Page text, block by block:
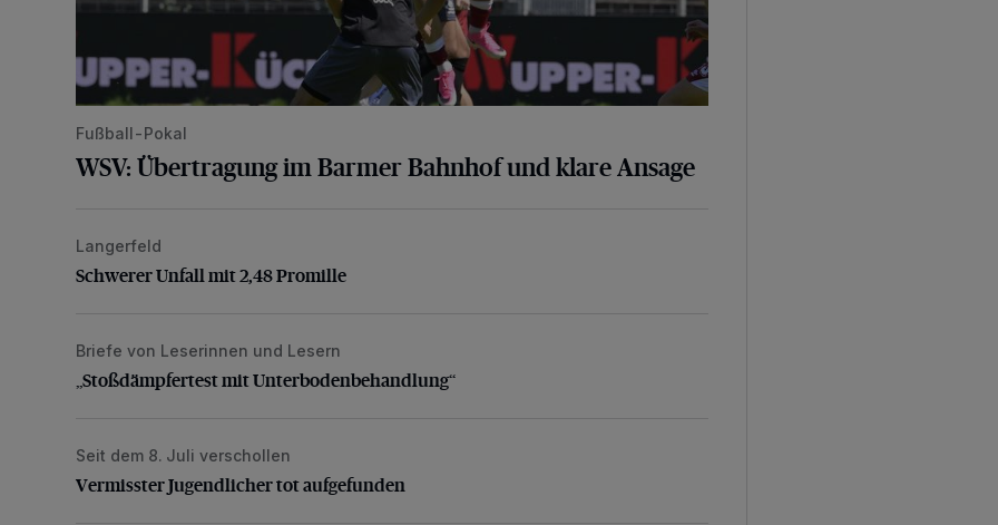
Fußball-Pokal
WSV: Übertragung im Barmer Bahnhof und klare Ansage
Schwerer Unfall mit 2,48 Promille
Langerfeld
Schwerer Unfall mit 2,48 Promille
„Stoßdämpfertest mit Unterbodenbehandlung“
Briefe von Leserinnen und Lesern
„Stoßdämpfertest mit Unterbodenbehandlung“
Vermisster Jugendlicher tot aufgefunden
Seit dem 8. Juli verschollen
Vermisster Jugendlicher tot aufgefunden